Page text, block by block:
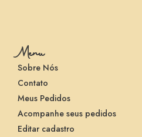
Menu
Sobre Nós
Contato
Meus Pedidos
Acompanhe seus pedidos
Editar cadastro